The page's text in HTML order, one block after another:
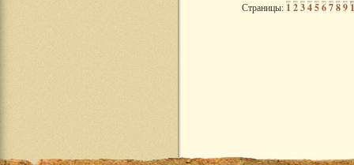
Страницы:1 23456789